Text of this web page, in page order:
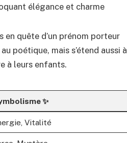
élégance et charme
quête d’un prénom porteur
poétique, mais s’étend aussi à
à leurs enfants.
✨
Vitalité